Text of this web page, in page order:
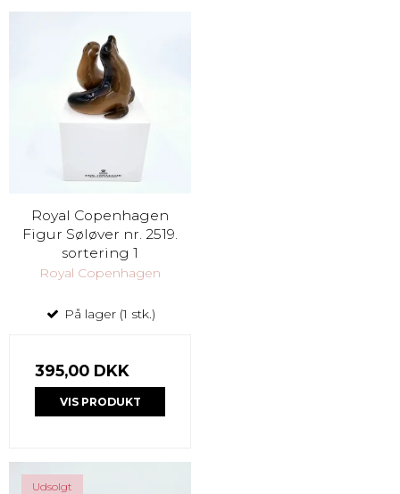
Royal Copenhagen
Figur Søløver nr. 2519.
sortering 1
Royal Copenhagen
På lager (1 stk.)
395,00 DKK
VIS PRODUKT
Udsolgt